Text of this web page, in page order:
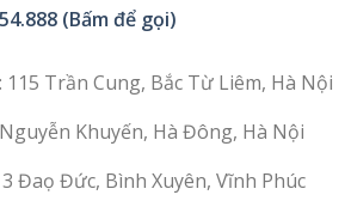
(Bấm để gọi)
Trần Cung, Bắc Từ Liêm, Hà Nội
Khuyến, Hà Đông, Hà Nội
Đaọ Đức, Bình Xuyên, Vĩnh Phúc